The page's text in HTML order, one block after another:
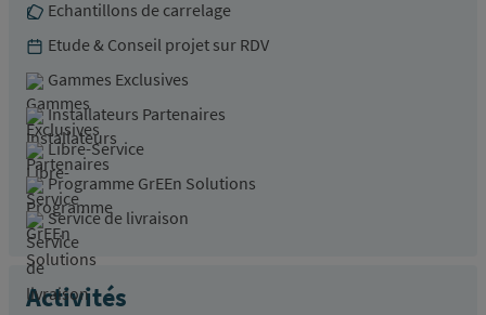
Echantillons de carrelage
Etude & Conseil projet sur RDV
Gammes Exclusives
Installateurs Partenaires
Libre-Service
Programme GrEEn Solutions
Service de livraison
Activités